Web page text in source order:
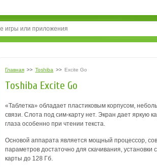
Главная >> Toshiba >> Excite Go
Toshiba Excite Go
«Таблетка» обладает пластиковым корпусом,
связи. Слота под сим-карту нет. Экран дает яркую
глаза особенно при чтении текста.
Основой аппарата является мощный процессор,
параметров достаточно для скачивания,
карты до 128 Гб.